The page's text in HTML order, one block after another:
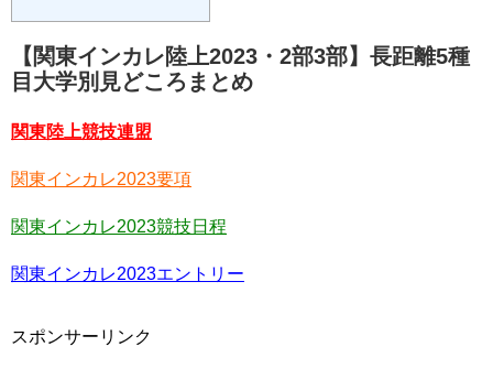
【関東インカレ陸上2023・2部3部】長距離5種
目大学別見どころまとめ
関東陸上競技連盟
関東インカレ2023要項
関東インカレ2023競技日程
関東インカレ2023エントリー
スポンサーリンク